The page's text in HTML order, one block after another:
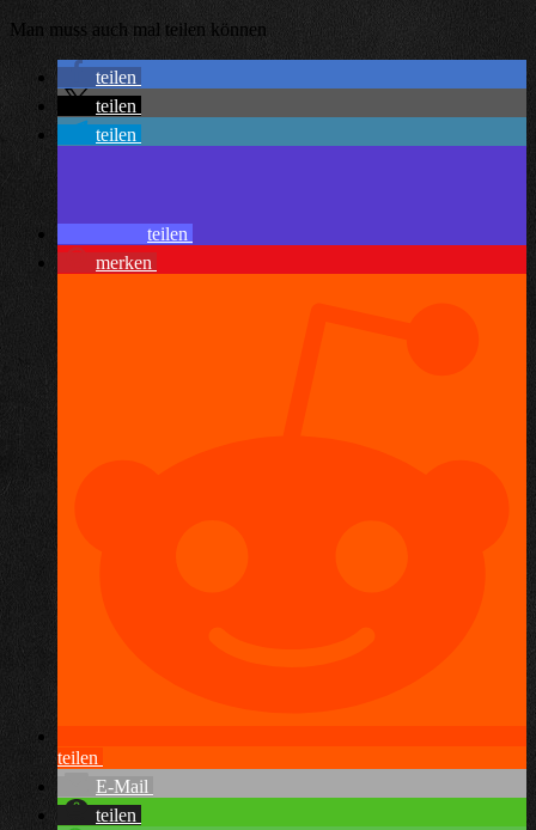
Man muss auch mal teilen können
teilen
teilen
teilen
teilen
merken
teilen
E-Mail
teilen